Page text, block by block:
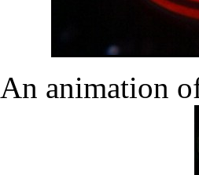
An animation